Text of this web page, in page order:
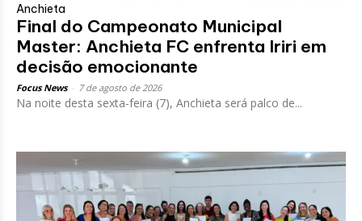
Anchieta
Final do Campeonato Municipal
Master: Anchieta FC enfrenta Iriri em
decisão emocionante
Focus News 7 de agosto de 2026
Na noite desta sexta-feira (7), Anchieta será palco de...